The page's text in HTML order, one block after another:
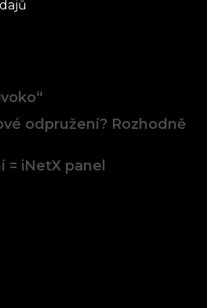
odpružení? Rozhodně
iNetX panel